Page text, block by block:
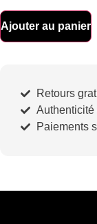
Ajouter au panier
Retours
Authenticité
Paiements